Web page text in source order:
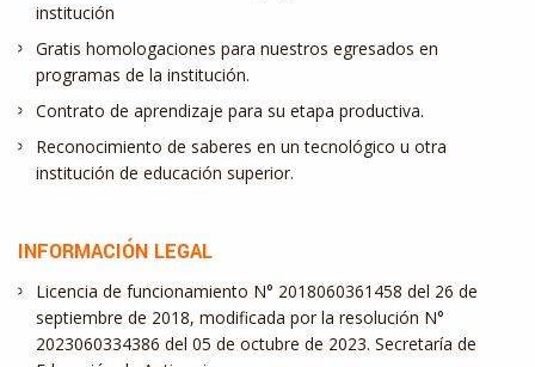
institución
Gratis homologaciones para nuestros egresados en
programas de la institución.
Contrato de aprendizaje para su etapa productiva.
Reconocimiento de saberes en un tecnológico u otra
institución de educación superior.
INFORMACIÓN LEGAL
Licencia de funcionamiento N° 2018060361458 del 26 de
septiembre de 2018, modificada por la resolución N°
2023060334386 del 05 de octubre de 2023. Secretaría de